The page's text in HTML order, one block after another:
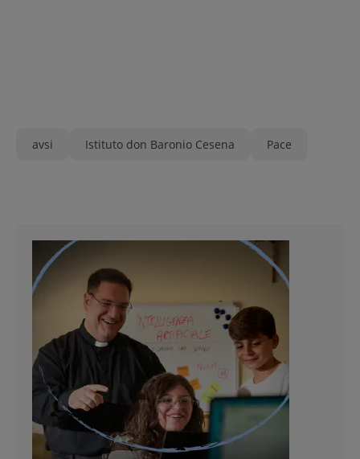
avsi Istituto don Baronio Cesena Pace